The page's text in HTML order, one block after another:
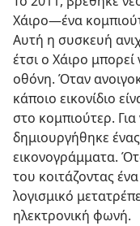
Χάιρο—ένα
Αυτή η συσκευή
έτσι ο Χάιρο μπορεί
οθόνη. Όταν
κάποιο εικονίδιο
στο κομπιούτερ.
δημιουργήθηκε
εικονογράμματα.
του κοιτάζοντας
λογισμικό
ηλεκτρονική φωνή.